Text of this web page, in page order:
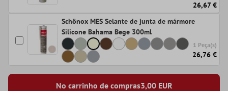
26,67 €
Schönox MES Selante de junta de mármore
Silicone Bahama Bege 300ml
1 Peça(s)
26,76 €
No carrinho de compras3,00EUR